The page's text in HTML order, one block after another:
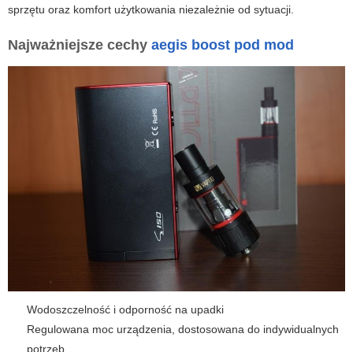
sprzętu oraz komfort użytkowania niezależnie od sytuacji.
Najważniejsze cechy aegis boost pod mod
Wodoszczelność i odporność na upadki
Regulowana moc urządzenia, dostosowana do indywidualnych
potrzeb